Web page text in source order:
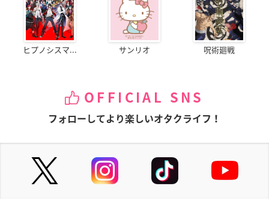
ヒプノシスマ... サンリオ 呪術廻戦
OFFICIAL SNS
フォローしてより楽しいオタクライフ！